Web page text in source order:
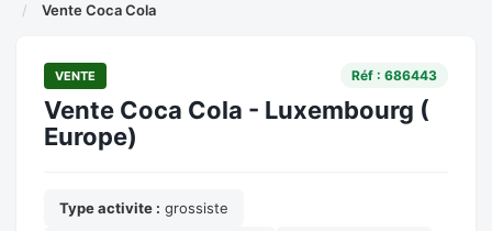
Vente Coca Cola
VENTE Réf : 686443
Vente Coca Cola - Luxembourg (
Europe)
Type activite : grossiste